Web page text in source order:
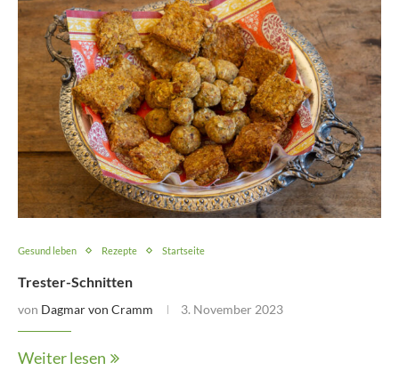
Gesund leben Rezepte Startseite
Trester-Schnitten
von Dagmar von Cramm 3. November 2023
Weiter lesen